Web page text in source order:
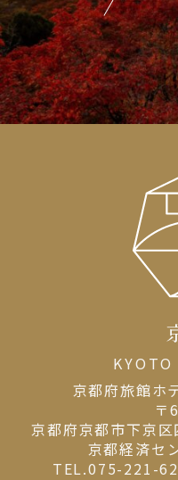
京都府旅館ホ
〒
京都府京都市下京
京都経済セ
TEL.075-221-